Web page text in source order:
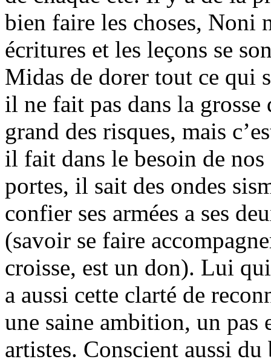
bien faire les choses, Noni
écritures et les leçons se
Midas de dorer tout ce qui
il ne fait pas dans la
grand des risques, mais
il fait dans le besoin de
portes, il sait des ondes
confier ses armées a ses
(savoir se faire
croisse, est un don). Lui
a aussi cette clarté de
une saine ambition, un pas
artistes. Conscient aussi